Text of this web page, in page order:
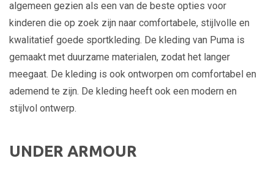
algemeen gezien als een van de beste opties voor
kinderen die op zoek zijn naar comfortabele, stijlvolle en
kwalitatief goede sportkleding. De kleding van Puma is
gemaakt met duurzame materialen, zodat het langer
meegaat. De kleding is ook ontworpen om comfortabel en
ademend te zijn. De kleding heeft ook een modern en
stijlvol ontwerp.
UNDER ARMOUR